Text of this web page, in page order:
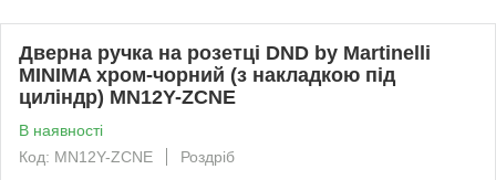
Дверна ручка на розетці DND by Martinelli
MINIMA хром-чорний (з накладкою під
циліндр) MN12Y-ZCNE
В наявності
Код: MN12Y-ZCNE
Роздріб